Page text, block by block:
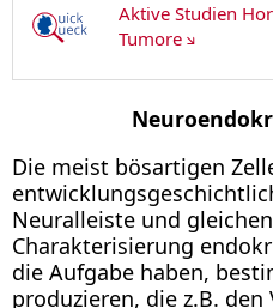
Aktive Studien
Tumore
Die meist bösartigen
Neuralleiste und
Charakterisierung
die Aufgabe haben,
produzieren, die z.B. den